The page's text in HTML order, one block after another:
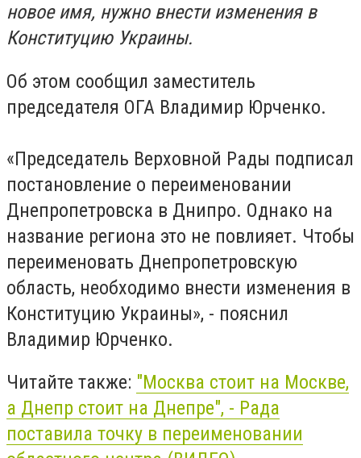
новое имя, нужно внести изменения в
Конституцию Украины.
Об этом сообщил заместитель
председателя ОГА Владимир Юрченко.
«Председатель Верховной Рады подписал
постановление о переименовании
Днепропетровска в Днипро. Однако на
название региона это не повлияет. Чтобы
переименовать Днепропетровскую
область, необходимо внести изменения в
Конституцию Украины», - пояснил
Владимир Юрченко.
Читайте также: "Москва стоит на Москве,
а Днепр стоит на Днепре", - Рада
поставила точку в переименовании